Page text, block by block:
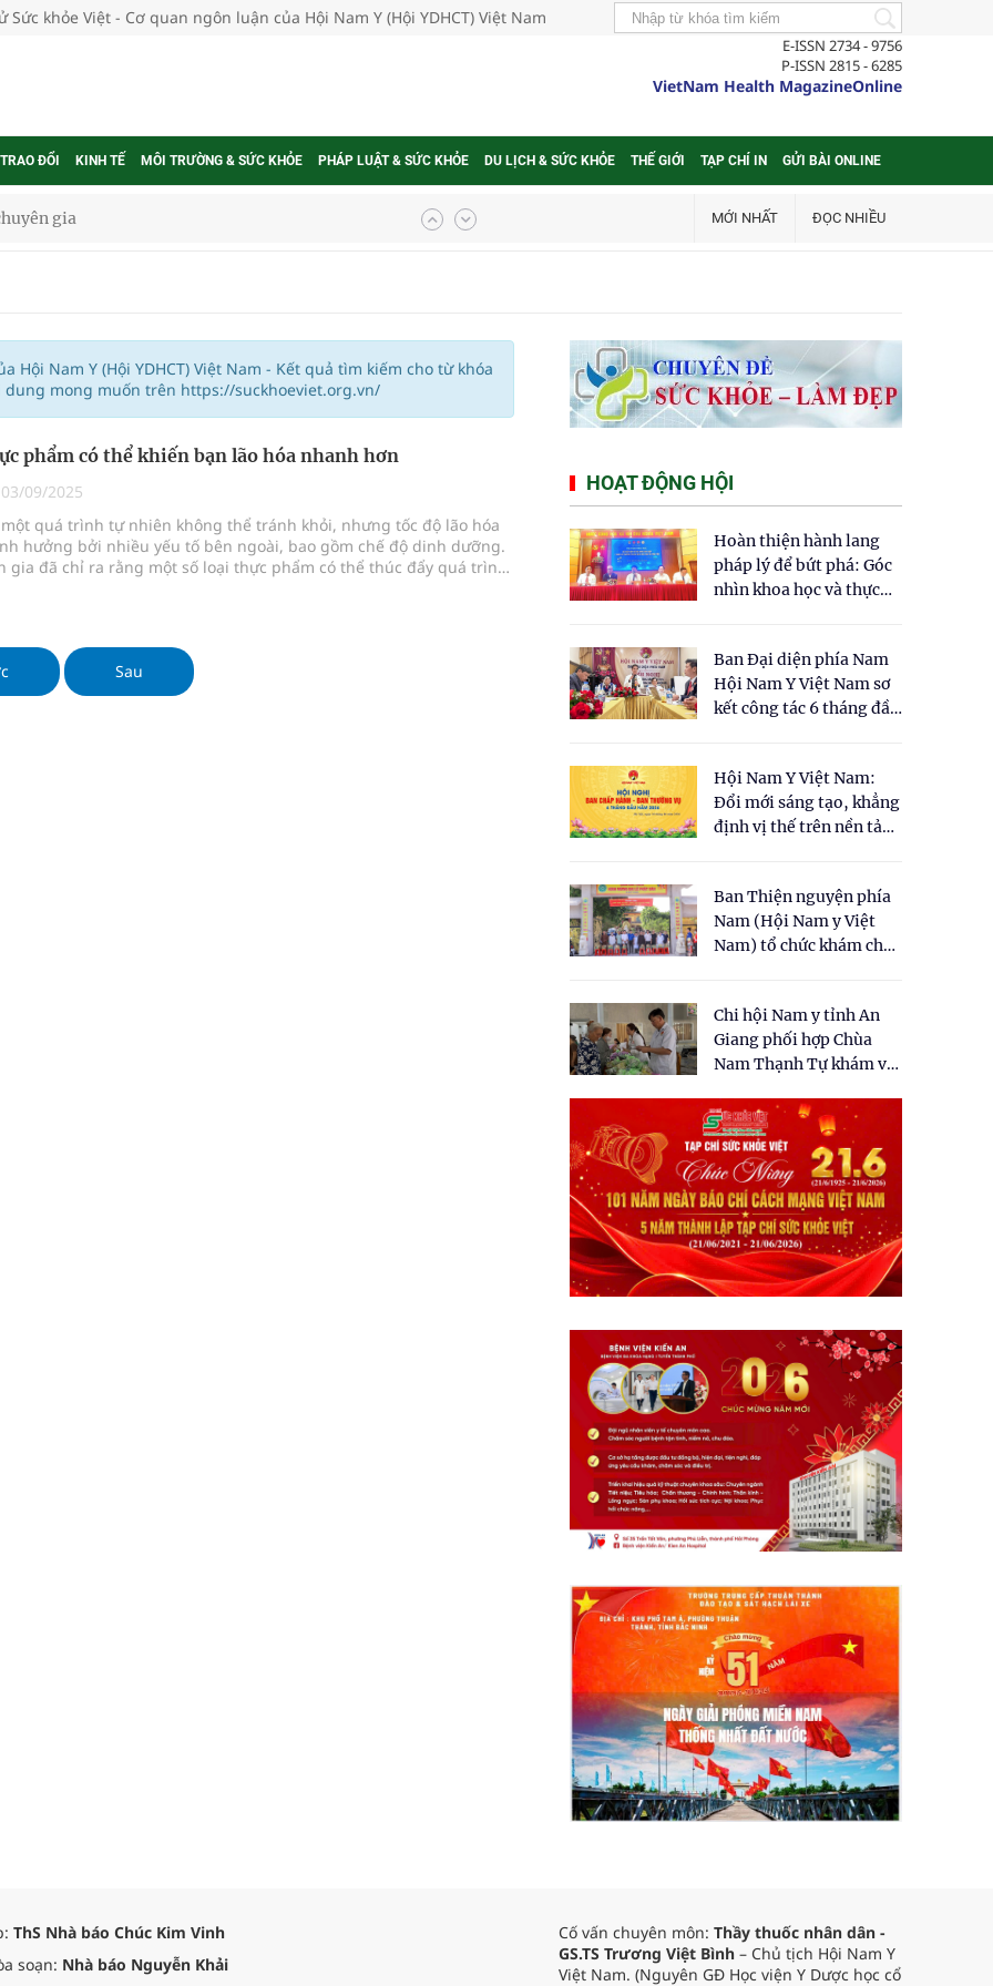
Sức khỏe Việt - Cơ quan ngôn luận của Hội Nam Y (Hội YDHCT) Việt Nam
E-ISSN 2734 - 9756
P-ISSN 2815 - 6285
VietNam Health MagazineOnline
ĐỔI KINH TẾ MÔI TRƯỜNG & SỨC KHỎE PHÁP LUẬT & SỨC KHỎE DU LỊCH & SỨC KHỎE THẾ GIỚI TẠP CHÍ IN GỬI BÀI ONLINE
thực tế
ung thư
Của Các Loài Nhân Sâm (Panax Spp.): Tổng
quốc
mới của Việt Nam
MỚI NHẤT ĐỌC NHIỀU
Hội Nam Y (Hội YDHCT) Việt Nam - Kết quả tìm kiếm cho từ khóa
mong muốn trên https://suckhoeviet.org.vn/
phẩm có thể khiến bạn lão hóa nhanh hơn
03/09/2025
một quá trình tự nhiên không thể tránh khỏi, nhưng tốc độ lão hóa
hưởng bởi nhiều yếu tố bên ngoài, bao gồm chế độ dinh dưỡng.
gia đã chỉ ra rằng một số loại thực phẩm có thể thúc đẩy quá trình
Sau
HOẠT ĐỘNG HỘI
Hoàn thiện hành lang
pháp lý để bứt phá: Góc
nhìn khoa học và thực
cho Luật Y dược cổ
truyền Việt Nam"
Ban Đại diện phía Nam
Hội Nam Y Việt Nam sơ
kết công tác 6 tháng đầu
Hội Nam Y Việt Nam:
Đổi mới sáng tạo, khẳng
định vị thế trên nền tảng
Ban Thiện nguyện phía
Nam (Hội Nam y Việt
Nam) tổ chức khám chữa
dân tại xã Tân Tập
Chi hội Nam y tỉnh An
Giang phối hợp Chùa
Nam Thạnh Tự khám và
nhân dân
ThS Nhà báo Chúc Kim Vinh
soạn: Nhà báo Nguyễn Khải
Cố vấn chuyên môn: Thầy thuốc nhân dân -
GS.TS Trương Việt Bình – Chủ tịch Hội Nam Y
Việt Nam. (Nguyên GĐ Học viện Y Dược học cổ